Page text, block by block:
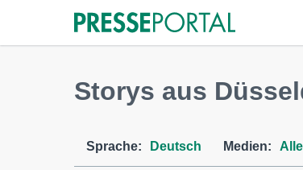
Storys aus
Sprache: Deutsch Medien: Alle